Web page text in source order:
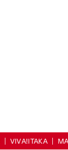
VIVA!ITAKA